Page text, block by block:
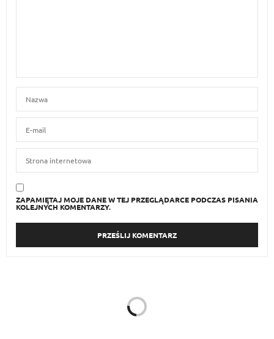
ZAPAMIĘTAJ MOJE DANE W TEJ PRZEGLĄDARCE PODCZAS PISANIA
KOLEJNYCH KOMENTARZY.